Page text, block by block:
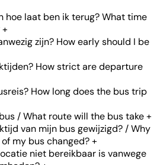
hoe laat ben ik terug? What time
+
zijn? How early should I be
How strict are departure
How long does the bus trip
/ What route will the bus take+
van mijn bus gewijzigd? / Why
my bus changed?+
niet bereikbaar is vanwege